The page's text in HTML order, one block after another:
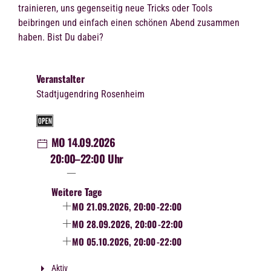
trainieren, uns gegenseitig neue Tricks oder Tools
beibringen und einfach einen schönen Abend zusammen
haben. Bist Du dabei?
Veranstalter
Stadtjugendring Rosenheim
MO 14.09.2026
20:00–22:00 Uhr
Weitere Tage
MO 21.09.2026, 20:00-22:00
MO 28.09.2026, 20:00-22:00
MO 05.10.2026, 20:00-22:00
Aktiv